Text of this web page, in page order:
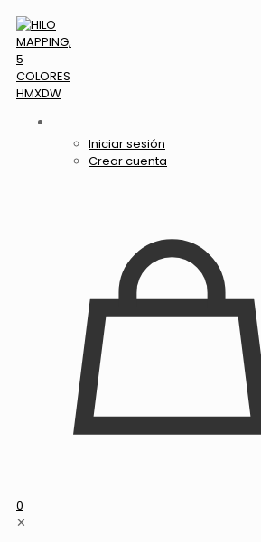
Iniciar sesión
Crear cuenta
0
✕